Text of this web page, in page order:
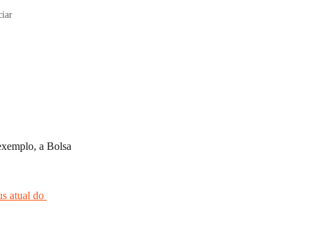
a Bolsa
atual do